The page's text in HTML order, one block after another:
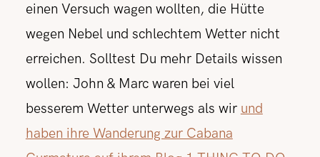
einen Versuch wagen wollten, die Hütte
wegen Nebel und schlechtem Wetter nicht
erreichen. Solltest Du mehr Details wissen
wollen: John & Marc waren bei viel
besserem Wetter unterwegs als wir und
haben ihre Wanderung zur Cabana